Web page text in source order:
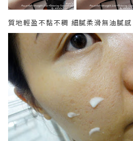
質地輕盈不黏不稠 細膩柔滑無油膩